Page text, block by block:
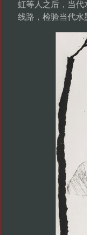
虹等人之后，当代
线路，检验当代水